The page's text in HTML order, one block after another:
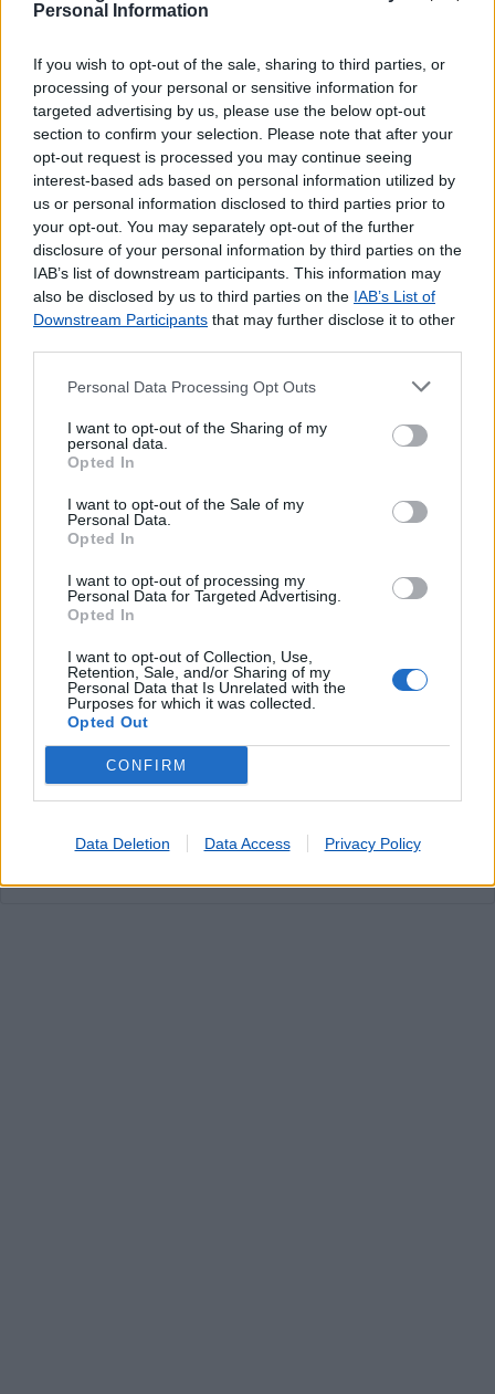
Personal Information
If you wish to opt-out of the sale, sharing to third parties, or
processing of your personal or sensitive information for
targeted advertising by us, please use the below opt-out
section to confirm your selection. Please note that after your
opt-out request is processed you may continue seeing
interest-based ads based on personal information utilized by
us or personal information disclosed to third parties prior to
your opt-out. You may separately opt-out of the further
disclosure of your personal information by third parties on the
IAB’s list of downstream participants. This information may
also be disclosed by us to third parties on the IAB’s List of
Downstream Participants that may further disclose it to other
Personal Data Processing Opt Outs
I want to opt-out of the Sharing of my
personal data.
Opted In
I want to opt-out of the Sale of my
Personal Data.
Opted In
I want to opt-out of processing my
Personal Data for Targeted Advertising.
Opted In
I want to opt-out of Collection, Use,
Retention, Sale, and/or Sharing of my
Personal Data that Is Unrelated with the
Purposes for which it was collected.
Opted Out
CONFIRM
Data Deletion Data Access Privacy Policy
Crédito Pessoal Pequenos Montantes
Envio de vales - Internacionais
Envio de vales - Nacionais
Fundos de Investimento
PPR
Pagamento de Coimas
Pagamento de Faturas
Pagamento de Impostos
Pagamento de Portagens
Pagamento de Vales
Seguros Capitalização
Seguros Reais
Outros Serviços
Bilhetes para Espetáculos
CDs e DVDs
Carregamento de Telemóveis
Cartão Jovem
Cartões para Telemóvel
Certificação de Fotocópias
Dispositivos Via Verde
Livros
Pagamento por multibanco
Portabilidade UZO
Serviço de Fotocópias
Telegramas
Validação de Documentos